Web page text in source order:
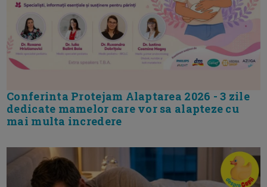
Conferinta Protejam Alaptarea 2026 - 3 zile
dedicate mamelor care vor sa alapteze cu
mai multa incredere